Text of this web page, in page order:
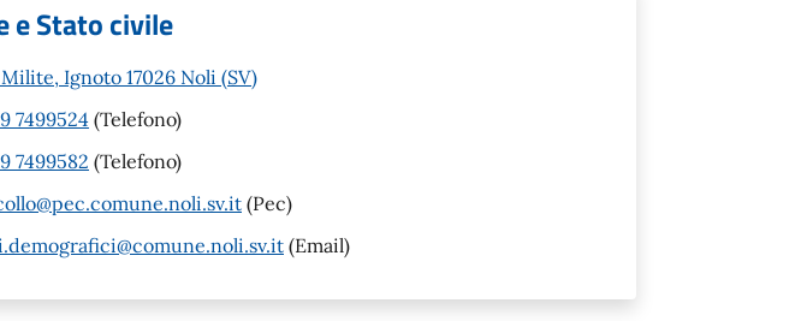
e Stato civile
Ignoto 17026 Noli (SV)
7499524(Telefono)
7499582 (Telefono)
(Pec)
(Email)